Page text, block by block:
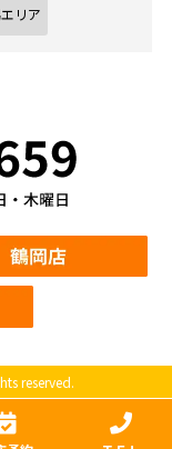
リア
reserved.